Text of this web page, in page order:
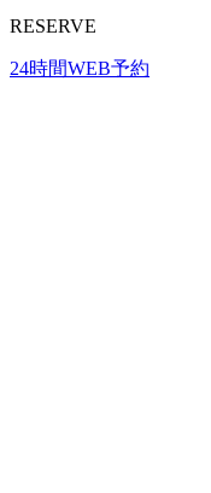
RESERVE
24時間WEB予約